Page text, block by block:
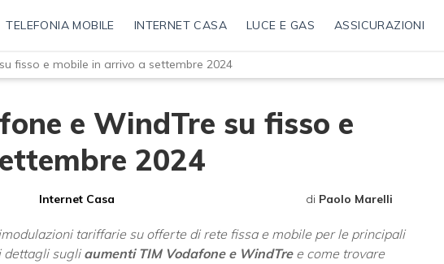
TELEFONIA MOBILE INTERNET CASA LUCE E GAS ASSICURAZIONI
fisso e mobile in arrivo a settembre 2024
e WindTre su fisso e
2024
Internet Casa di Paolo Marelli
tariffarie su offerte di rete fissa e mobile per le principali
dettagli sugliaumenti TIM Vodafone e WindTre e come trovare